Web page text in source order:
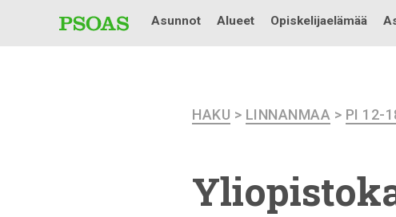
Asunnot Alueet Opiskelijaelämää
HAKU > LINNANMAA > PI 12-